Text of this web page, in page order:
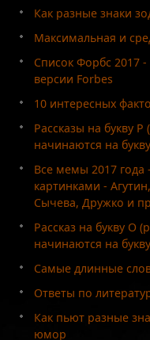
Как разные знаки
Максимальная и
Список Форбс 2017
версии Forbes
10 интересных
Рассказы на букву Р
начинаются на
Все мемы 2017
картинками -
Сычева, Дружко и
Рассказ на букву О
начинаются на
Самые длинные
Ответы по
Как пьют разные
юмор